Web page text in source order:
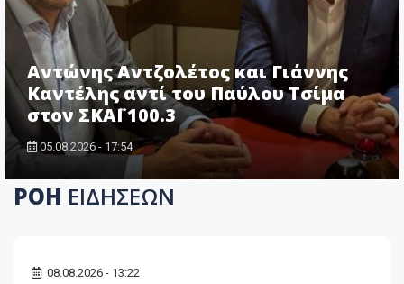
Αντώνης Αντζολέτος και Γιάννης
Καντέλης αντί του Παύλου Τσίμα
στον ΣΚΑΪ 100.3
05.08.2026 - 17:54
ΡΟΗ ΕΙΔΗΣΕΩΝ
08.08.2026 - 13:22